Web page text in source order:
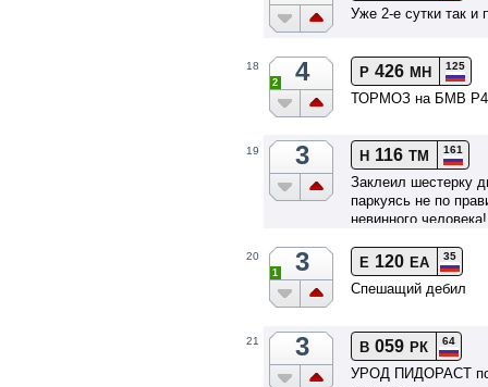
Уже 2-е сутки так и
18 4
2
Р 426 МН 125
ТОРМОЗ на БМВ
19 3 Н 116 ТМ 161
Заклеил шестерку
паркуясь не по
невинного человека!
20 3
1
Е 120 ЕА 35
Спешащий дебил
21 3 В 059 РК 64
УРОД ПИДОРАСТ